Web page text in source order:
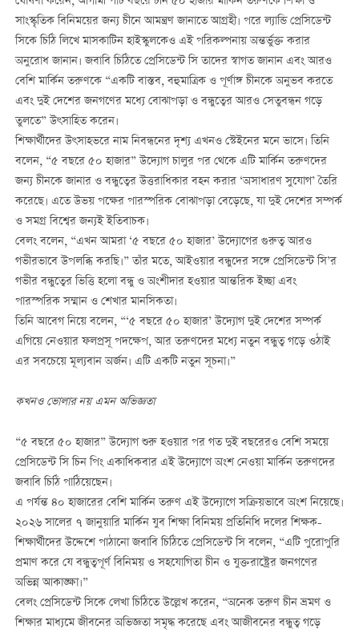
সাংস্কৃতিক বিনিময়ের জন্য চীনে আমন্ত্রণ জানাতে আগ্রহী। পরে ল্যান্ডি প্রেসিডেন্ট
সিকে চিঠি লিখে মাসকাটিন হাইস্কুলকেও এই পরিকল্পনায় অন্তর্ভুক্ত করার
অনুরোধ জানান। জবাবি চিঠিতে প্রেসিডেন্ট সি তাদের স্বাগত জানান এবং আরও
বেশি মার্কিন তরুণকে “একটি বাস্তব, বহুমাত্রিক ও পূর্ণাঙ্গ চীনকে অনুভব করতে
এবং দুই দেশের জনগণের মধ্যে বোঝাপড়া ও বন্ধুত্বের আরও সেতুবন্ধন গড়ে
তুলতে” উৎসাহিত করেন।
শিক্ষার্থীদের উৎসাহভরে নাম নিবন্ধনের দৃশ্য এখনও স্টেইনের মনে ভাসে। তিনি
বলেন, “৫ বছরে ৫০ হাজার” উদ্যোগ চালুর পর থেকে এটি মার্কিন তরুণদের
জন্য চীনকে জানার ও বন্ধুত্বের উত্তরাধিকার বহন করার ‘অসাধারণ সুযোগ’ তৈরি
করেছে। এতে উভয় পক্ষের পারস্পরিক বোঝাপড়া বেড়েছে, যা দুই দেশের সম্পর্ক
ও সমগ্র বিশ্বের জন্যই ইতিবাচক।
বেলং বলেন, “এখন আমরা ‘৫ বছরে ৫০ হাজার’ উদ্যোগের গুরুত্ব আরও
গভীরভাবে উপলব্ধি করছি।” তাঁর মতে, আইওয়ার বন্ধুদের সঙ্গে প্রেসিডেন্ট সি’র
গভীর বন্ধুত্বের ভিত্তি হলো বন্ধু ও অংশীদার হওয়ার আন্তরিক ইচ্ছা এবং
পারস্পরিক সম্মান ও শেখার মানসিকতা।
তিনি আবেগ নিয়ে বলেন, “‘৫ বছরে ৫০ হাজার’ উদ্যোগ দুই দেশের সম্পর্ক
এগিয়ে নেওয়ার ফলপ্রসূ পদক্ষেপ, আর তরুণদের মধ্যে নতুন বন্ধুত্ব গড়ে ওঠাই
এর সবচেয়ে মূল্যবান অর্জন। এটি একটি নতুন সূচনা।”
কখনও ভোলার নয় এমন অভিজ্ঞতা
“৫ বছরে ৫০ হাজার” উদ্যোগ শুরু হওয়ার পর গত দুই বছরেরও বেশি সময়ে
প্রেসিডেন্ট সি চিন পিং একাধিকবার এই উদ্যোগে অংশ নেওয়া মার্কিন তরুণদের
জবাবি চিঠি পাঠিয়েছেন।
এ পর্যন্ত ৪০ হাজারের বেশি মার্কিন তরুণ এই উদ্যোগে সক্রিয়ভাবে অংশ নিয়েছে।
২০২৬ সালের ৭ জানুয়ারি মার্কিন যুব শিক্ষা বিনিময় প্রতিনিধি দলের শিক্ষক-
শিক্ষার্থীদের উদ্দেশে পাঠানো জবাবি চিঠিতে প্রেসিডেন্ট সি বলেন, “এটি পুরোপুরি
প্রমাণ করে যে বন্ধুত্বপূর্ণ বিনিময় ও সহযোগিতা চীন ও যুক্তরাষ্ট্রের জনগণের
অভিন্ন আকাঙ্ক্ষা।”
বেলং প্রেসিডেন্ট সিকে লেখা চিঠিতে উল্লেখ করেন, “অনেক তরুণ চীন ভ্রমণ ও
শিক্ষার মাধ্যমে জীবনের অভিজ্ঞতা সমৃদ্ধ করেছে এবং আজীবনের বন্ধুত্ব গড়ে